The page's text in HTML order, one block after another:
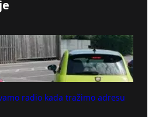
radio kada tražimo adresu